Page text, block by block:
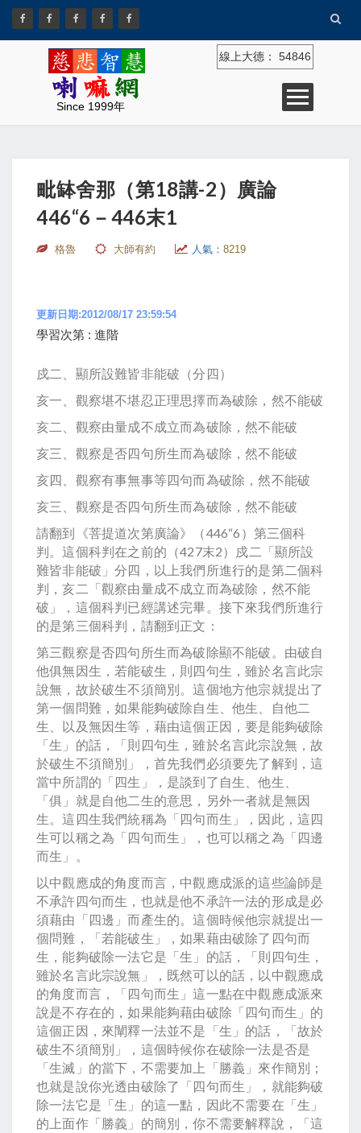
Since 1999年
線上大德： 54846
毗缽舍那（第18講-2）廣論
446“6－446末1
格魯 大師有約 人氣： 8219
更新日期:2012/08/17 23:59:54
學習次第 : 進階
戍二、顯所設難皆非能破（分四）
亥一、觀察堪不堪忍正理思擇而為破除，然不能破
亥二、觀察由量成不成立而為破除，然不能破
亥三、觀察是否四句所生而為破除，然不能破
亥四、觀察有事無事等四句而為破除，然不能破
亥三、觀察是否四句所生而為破除，然不能破
請翻到《菩提道次第廣論》（446“6）第三個科
判。這個科判在之前的（427末2）戍二「顯所設
難皆非能破」分四，以上我們所進行的是第二個科
判，亥二「觀察由量成不成立而為破除，然不能
破」，這個科判已經講述完畢。接下來我們所進行
的是第三個科判，請翻到正文：
第三觀察是否四句所生而為破除顯不能破。由破自
他俱無因生，若能破生，則四句生，雖於名言此宗
說無，故於破生不須簡別。這個地方他宗就提出了
第一個問難，如果能夠破除自生、他生、自他二
生、以及無因生等，藉由這個正因，要是能夠破除
「生」的話，「則四句生，雖於名言此宗說無，故
於破生不須簡別」，首先我們必須要先了解到，這
當中所謂的「四生」，是談到了自生、他生、
「俱」就是自他二生的意思，另外一者就是無因
生。這四生我們統稱為「四句而生」，因此，這四
生可以稱之為「四句而生」，也可以稱之為「四邊
而生」。
以中觀應成的角度而言，中觀應成派的這些論師是
不承許四句而生，也就是他不承許一法的形成是必
須藉由「四邊」而產生的。這個時候他宗就提出一
個問難，「若能破生」，如果藉由破除了四句而
生，能夠破除一法它是「生」的話，「則四句生，
雖於名言此宗說無」，既然可以的話，以中觀應成
的角度而言，「四句而生」這一點在中觀應成派來
說是不存在的，如果能夠藉由破除「四句而生」的
這個正因，來闡釋一法並不是「生」的話，「故於
破生不須簡別」，這個時候你在破除一法是否是
「生滅」的當下，不需要加上「勝義」來作簡別；
也就是說你光透由破除了「四句而生」，就能夠破
除一法它是「生」的這一點，因此不需要在「生」
的上面作「勝義」的簡別，你不需要解釋說，「這